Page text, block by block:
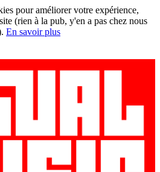
pour améliorer votre expérience,
(rien à la pub, y'en a pas chez nous
En savoir plus